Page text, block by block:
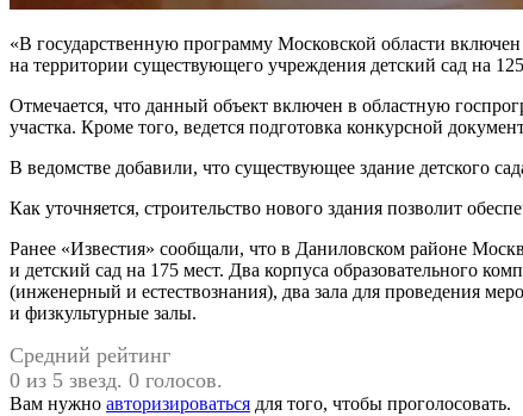
«В государственную программу Московской области
на территории существующего учреждения детский сад на
Отмечается, что данный объект включен в областную
участка. Кроме того, ведется подготовка конкурсной
В ведомстве добавили, что существующее здание детского
Как уточняется, строительство нового здания позволит
Ранее «Известия» сообщали, что в Даниловском районе
и детский сад на 175 мест. Два корпуса образовательного
(инженерный и естествознания), два зала для проведения
и физкультурные залы.
Средний рейтинг
0 из 5 звезд. 0 голосов.
Вам нужно авторизироваться для того, чтобы проголосовать.